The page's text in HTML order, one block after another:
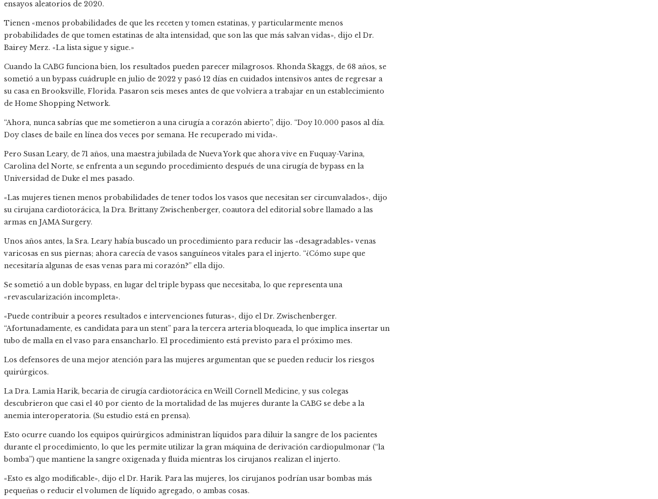
ensayos aleatorios de 2020.
Tienen «menos probabilidades de que les receten y tomen estatinas, y particularmente menos
probabilidades de que tomen estatinas de alta intensidad, que son las que más salvan vidas», dijo el Dr.
Bairey Merz. «La lista sigue y sigue.»
Cuando la CABG funciona bien, los resultados pueden parecer milagrosos. Rhonda Skaggs, de 68 años, se
sometió a un bypass cuádruple en julio de 2022 y pasó 12 días en cuidados intensivos antes de regresar a
su casa en Brooksville, Florida. Pasaron seis meses antes de que volviera a trabajar en un establecimiento
de Home Shopping Network.
“Ahora, nunca sabrías que me sometieron a una cirugía a corazón abierto”, dijo. “Doy 10.000 pasos al día.
Doy clases de baile en línea dos veces por semana. He recuperado mi vida».
Pero Susan Leary, de 71 años, una maestra jubilada de Nueva York que ahora vive en Fuquay-Varina,
Carolina del Norte, se enfrenta a un segundo procedimiento después de una cirugía de bypass en la
Universidad de Duke el mes pasado.
«Las mujeres tienen menos probabilidades de tener todos los vasos que necesitan ser circunvalados», dijo
su cirujana cardiotorácica, la Dra. Brittany Zwischenberger, coautora del editorial sobre llamado a las
armas en JAMA Surgery.
Unos años antes, la Sra. Leary había buscado un procedimiento para reducir las «desagradables» venas
varicosas en sus piernas; ahora carecía de vasos sanguíneos vitales para el injerto. “¿Cómo supe que
necesitaría algunas de esas venas para mi corazón?” ella dijo.
Se sometió a un doble bypass, en lugar del triple bypass que necesitaba, lo que representa una
«revascularización incompleta».
«Puede contribuir a peores resultados e intervenciones futuras», dijo el Dr. Zwischenberger.
“Afortunadamente, es candidata para un stent” para la tercera arteria bloqueada, lo que implica insertar un
tubo de malla en el vaso para ensancharlo. El procedimiento está previsto para el próximo mes.
Los defensores de una mejor atención para las mujeres argumentan que se pueden reducir los riesgos
quirúrgicos.
La Dra. Lamia Harik, becaria de cirugía cardiotorácica en Weill Cornell Medicine, y sus colegas
descubrieron que casi el 40 por ciento de la mortalidad de las mujeres durante la CABG se debe a la
anemia interoperatoria. (Su estudio está en prensa).
Esto ocurre cuando los equipos quirúrgicos administran líquidos para diluir la sangre de los pacientes
durante el procedimiento, lo que les permite utilizar la gran máquina de derivación cardiopulmonar (“la
bomba”) que mantiene la sangre oxigenada y fluida mientras los cirujanos realizan el injerto.
«Esto es algo modificable», dijo el Dr. Harik. Para las mujeres, los cirujanos podrían usar bombas más
pequeñas o reducir el volumen de líquido agregado, o ambas cosas.